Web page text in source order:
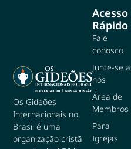
Os Gideões
Internacionais no
Brasil é uma
organização cristã
Acesso
Rápido
Fale
conosco
Junte-se a
nós
Área de
Membros
Para
Igrejas